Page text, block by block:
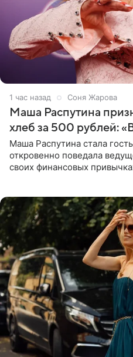
1 час назад Соня Жарова
Маша Распутина
хлеб за 500 рублей:
Маша Распутина стала
откровенно поведала
своих финансовых